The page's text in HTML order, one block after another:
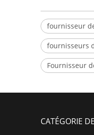
fournisseur
fournisseurs
Fournisseur
CATÉGORIE